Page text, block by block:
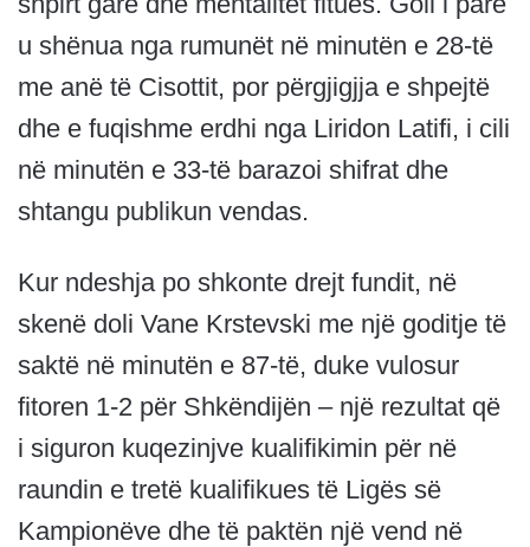
u shënua nga rumunët në minutën e 28-të
me anë të Cisottit, por përgjigjja e shpejtë
dhe e fuqishme erdhi nga Liridon Latifi, i cili
në minutën e 33-të barazoi shifrat dhe
shtangu publikun vendas.
Kur ndeshja po shkonte drejt fundit, në
skenë doli Vane Krstevski me një goditje të
saktë në minutën e 87-të, duke vulosur
fitoren 1-2 për Shkëndijën – një rezultat që
i siguron kuqezinjve kualifikimin për në
raundin e tretë kualifikues të Ligës së
Kampionëve dhe të paktën një vend në